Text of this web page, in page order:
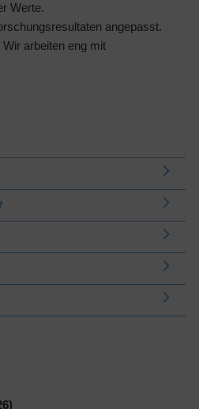
Werte.
angepasst.
arbeiten eng mit